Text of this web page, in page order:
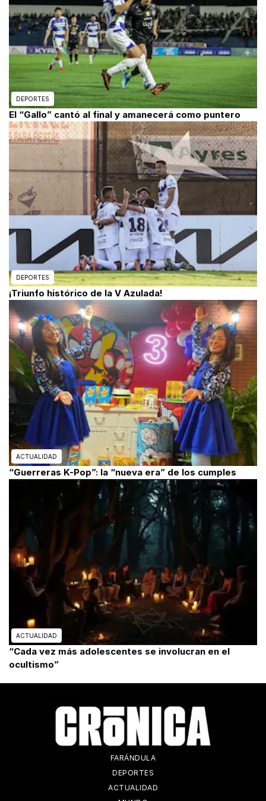
DEPORTES
El “Gallo” cantó al final y amanecerá como puntero
DEPORTES
¡Triunfo histórico de la V Azulada!
ACTUALIDAD
“Guerreras K-Pop”: la “nueva era” de los cumples
ACTUALIDAD
“Cada vez más adolescentes se involucran en el
ocultismo”
FARÁNDULA
DEPORTES
ACTUALIDAD